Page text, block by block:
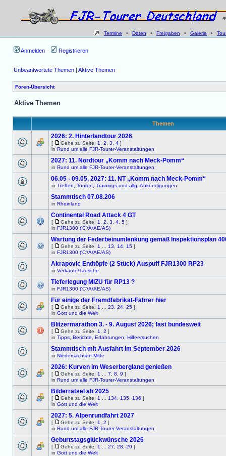
Termine • Daten • Freigaben • Galerie •
Anmelden Registrieren
Unbeantwortete Themen | Aktive Themen
Foren-Übersicht
Aktive Themen
Themen
2026: 2. Hinterlandtour 2026
[ Gehe zu Seite: 1 2 3 4 ]
in Rund um alle FJR-Tourer-Veranstaltungen
2027: 11. Nordtour „Komm nach Meck-Pomm“
in Rund um alle FJR-Tourer-Veranstaltungen
06.05 - 09.05. 2027: 11. NT „Komm nach Meck-Pomm“
in Treffen, Touren, Trainings und allg. Ankündigungen
Stammtisch 07.08.206
in Rheinland
Continental Road Attack 4 GT
[ Gehe zu Seite: 1 2 3 4 5 ]
in FJR1300 ('C'/A/AE/AS)
Wartung der Federbeinumlenkung gemäß Inspektionsplan
[ Gehe zu Seite: 1 13 14 15 ]
in FJR1300 ('C'/A/AE/AS)
Akrapovic Endtöpfe (2 Stück) Auspuff FJR1300 RP23
in Verkaufe/Tausche
Tieferlegung MIZU für RP13 ?
in FJR1300 ('C'/A/AE/AS)
Für einige der Fremdfabrikat-Fahrer hier
[ Gehe zu Seite: 1 23 24 25 ]
in Gott und die Welt
Blitzermarathon 3. - 9. August 2026; fast bundesweit
[ Gehe zu Seite: 1 2 ]
in Tipps, Berichte, Erfahrungen, Hilfeersuchen
Stammtisch mit Ausfahrt im September 2026
in Niedersachsen-Mitte
2026: Kurven im Weserbergland genießen
[ Gehe zu Seite: 1 7 8 9 ]
in Rund um alle FJR-Tourer-Veranstaltungen
Bilderrätsel ab 2025
[ Gehe zu Seite: 1 134 135 136 ]
in Gott und die Welt
2027: 5. Alpenrundfahrt 2027
[ Gehe zu Seite: 1 2 ]
in Rund um alle FJR-Tourer-Veranstaltungen
Geburtstagsglückwünsche 2026
[ Gehe zu Seite: 1 27 28 29 ]
in Gott und die Welt